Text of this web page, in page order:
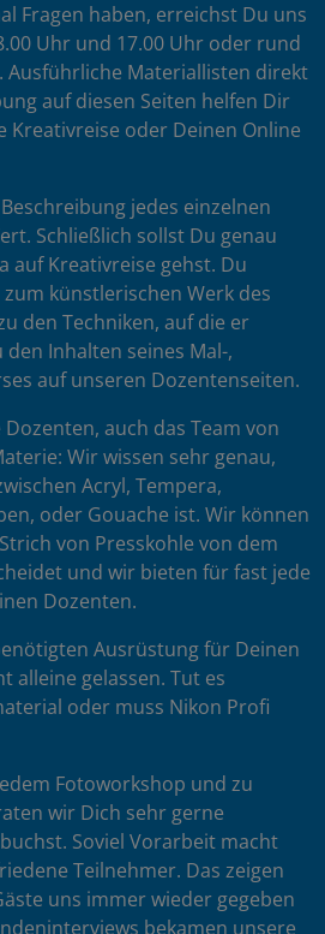
Fragen haben, erreichst Du uns
Uhr und 17.00 Uhr oder rund
Ausführliche Materiallisten direkt
auf diesen Seiten helfen Dir
Kreativreise oder Deinen Online
jedes einzelnen
Schließlich sollst Du genau
auf Kreativreise gehst. Du
künstlerischen Werk des
den Techniken, auf die er
Inhalten seines Mal-,
auf unseren Dozentenseiten.
auch das Team von
Wir wissen sehr genau,
Acryl, Tempera,
oder Gouache ist. Wir können
von Presskohle von dem
und wir bieten für fast jede
Dozenten.
Ausrüstung für Deinen
alleine gelassen. Tut es
oder muss Nikon Profi
Fotoworkshop und zu
wir Dich sehr gerne
Soviel Vorarbeit macht
Teilnehmer. Das zeigen
uns immer wieder gegeben
bekamen unsere